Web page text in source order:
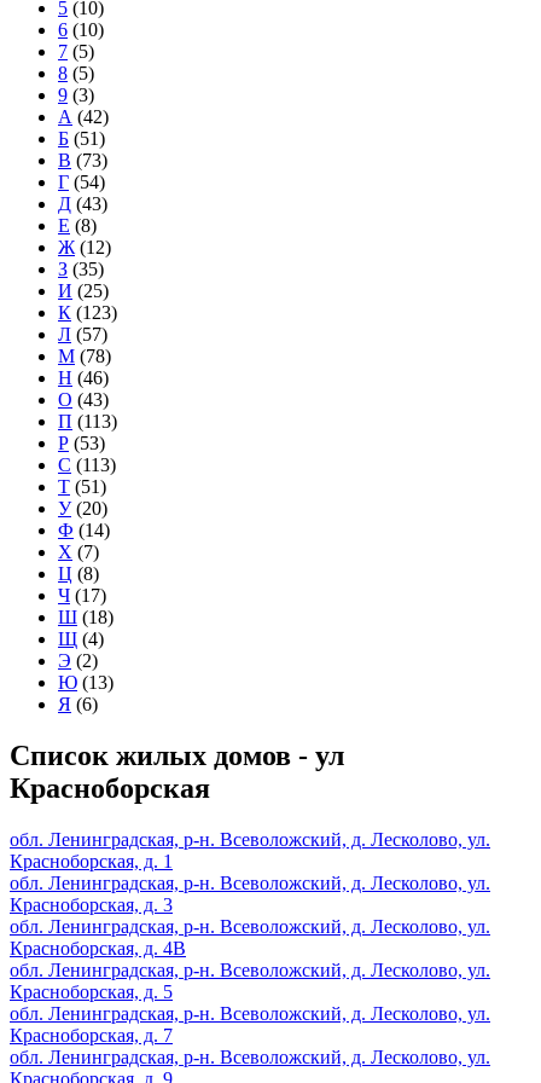
5 (10)
6 (10)
7 (5)
8 (5)
9 (3)
А (42)
Б (51)
В (73)
Г (54)
Д (43)
Е (8)
Ж (12)
З (35)
И (25)
К (123)
Л (57)
М (78)
Н (46)
О (43)
П (113)
Р (53)
С (113)
Т (51)
У(20)
Ф (14)
Х (7)
Ц (8)
Ч (17)
Ш (18)
Щ (4)
Э (2)
Ю (13)
Я (6)
Список жилых домов - ул
Красноборская
обл. Ленинградская, р-н. Всеволожский, д. Лесколово, ул.
Красноборская, д. 1
обл. Ленинградская, р-н. Всеволожский, д. Лесколово, ул.
Красноборская, д. 3
обл. Ленинградская, р-н. Всеволожский, д. Лесколово, ул.
Красноборская, д. 4В
обл. Ленинградская, р-н. Всеволожский, д. Лесколово, ул.
Красноборская, д. 5
обл. Ленинградская, р-н. Всеволожский, д. Лесколово, ул.
Красноборская, д. 7
обл. Ленинградская, р-н. Всеволожский, д. Лесколово, ул.
Красноборская, д. 9